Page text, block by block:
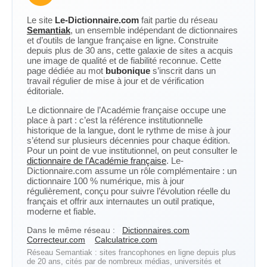
Le site Le-Dictionnaire.com fait partie du réseau
Semantiak, un ensemble indépendant de dictionnaires
et d’outils de langue française en ligne. Construite
depuis plus de 30 ans, cette galaxie de sites a acquis
une image de qualité et de fiabilité reconnue. Cette
page dédiée au mot bubonique s’inscrit dans un
travail régulier de mise à jour et de vérification
éditoriale.
Le dictionnaire de l’Académie française occupe une
place à part : c’est la référence institutionnelle
historique de la langue, dont le rythme de mise à jour
s’étend sur plusieurs décennies pour chaque édition.
Pour un point de vue institutionnel, on peut consulter le
dictionnaire de l’Académie française. Le-
Dictionnaire.com assume un rôle complémentaire : un
dictionnaire 100 % numérique, mis à jour
régulièrement, conçu pour suivre l’évolution réelle du
français et offrir aux internautes un outil pratique,
moderne et fiable.
Dans le même réseau :
Dictionnaires.com
Correcteur.com
Calculatrice.com
Réseau Semantiak : sites francophones en ligne depuis plus
de 20 ans, cités par de nombreux médias, universités et